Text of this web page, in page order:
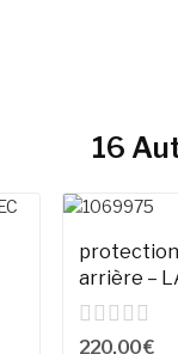
16
protection en
arrière –
220,00 €